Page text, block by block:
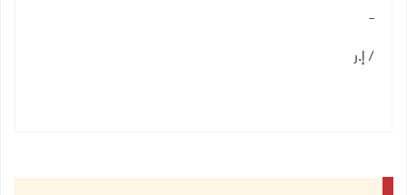
ــ
/ إ.ر